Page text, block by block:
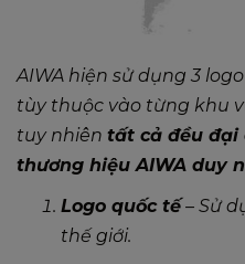
AIWA hiện sử dụng 3
tùy thuộc vào từng khu
tuy nhiên tất cả đều đại
thương hiệu AIWA duy
Logo quốc tế– Sử
thế giới.